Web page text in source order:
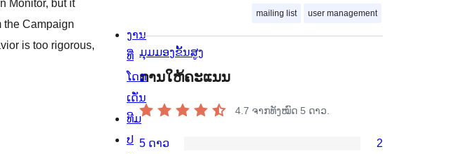
Monitor, but it
the Campaign
is too rigorous,
mailing list user management
ມຸມມອງຂັ້ນສູງ
ການໃຫ້ຄະແນນ
4.7 ຈາກທັງໝົດ 5 ດາວ.
5 ດາວ 2
ງານ
ທີ່
ໂດດ
ເດັ່ນ
ທີມ
ປ